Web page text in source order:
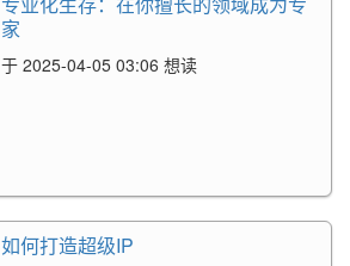
家
于 2025-04-05 03:06 想读
如何打造超级IP